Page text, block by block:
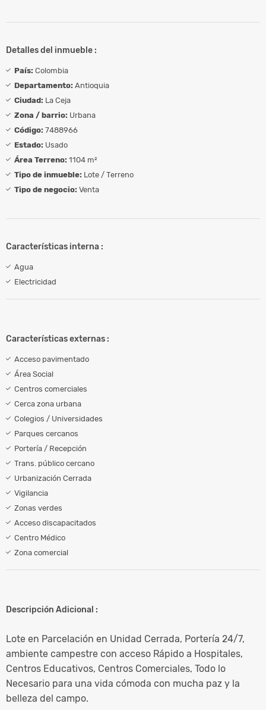
Detalles del inmueble :
País: Colombia
Departamento: Antioquia
Ciudad: La Ceja
Zona / barrio: Urbana
Código: 7488966
Estado: Usado
Área Terreno: 1104 m²
Tipo de inmueble: Lote / Terreno
Tipo de negocio: Venta
Características interna :
Agua
Electricidad
Características externas :
Acceso pavimentado
Área Social
Centros comerciales
Cerca zona urbana
Colegios / Universidades
Parques cercanos
Portería / Recepción
Trans. público cercano
Urbanización Cerrada
Vigilancia
Zonas verdes
Acceso discapacitados
Centro Médico
Zona comercial
Descripción Adicional :
Lote en Parcelación en Unidad Cerrada, Portería 24/7,
ambiente campestre con acceso Rápido a Hospitales,
Centros Educativos, Centros Comerciales, Todo lo
Necesario para una vida cómoda con mucha paz y la
belleza del campo.